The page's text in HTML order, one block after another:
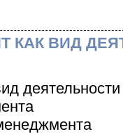
КАК ВИД
деятельности